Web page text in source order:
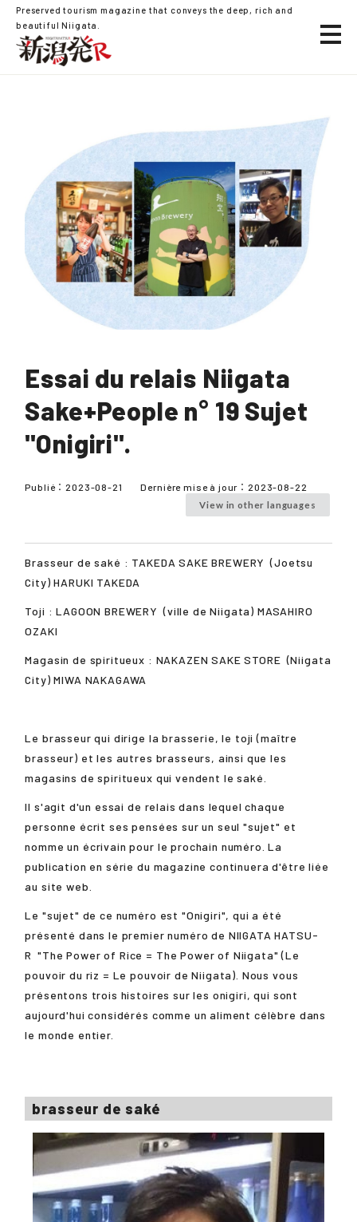
Preserved tourism magazine that conveys the deep, rich and
beautiful Niigata.
Essai du relais Niigata
Sake+People n° 19 Sujet
"Onigiri".
Publié： 2023-08-21 Dernière mise à jour： 2023-08-22
View in other languages
Brasseur de saké : TAKEDA SAKE BREWERY (Joetsu
City)HARUKI TAKEDA
Toji :LAGOON BREWERY (ville de Niigata) MASAHIRO
OZAKI
Magasin de spiritueux : NAKAZEN SAKE STORE (Niigata
City)MIWA NAKAGAWA
Le brasseur qui dirige la brasserie, le toji (maître
brasseur) et les autres brasseurs, ainsi que les
magasins de spiritueux qui vendent le saké.
Il s'agit d'un essai de relais dans lequel chaque
personne écrit ses pensées sur un seul "sujet" et
nomme un écrivain pour le prochain numéro. La
publication en série du magazine continuera d'être liée
au site web.
Le "sujet" de ce numéro est "Onigiri", qui a été
présenté dans le premier numéro de NIIGATA HATSU-
R "The Power of Rice = The Power of Niigata" (Le
pouvoir du riz = Le pouvoir de Niigata). Nous vous
présentons trois histoires sur les onigiri, qui sont
aujourd'hui considérés comme un aliment célèbre dans
le monde entier.
brasseur de saké